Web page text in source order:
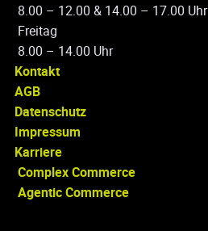
8.00 – 12.00 & 14.00 – 17.00 Uhr
Freitag
8.00 – 14.00 Uhr
Kontakt
AGB
Datenschutz
Impressum
Karriere
Complex Commerce
Agentic Commerce